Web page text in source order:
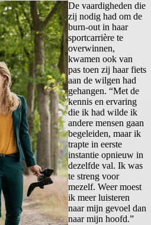
De vaardigheden die
zij nodig had om de
burn-out in haar
sportcarrière te
overwinnen,
kwamen ook van
pas toen zij haar fiets
aan de wilgen had
gehangen. “Met de
kennis en ervaring
die ik had wilde ik
andere mensen gaan
begeleiden, maar ik
trapte in eerste
instantie opnieuw in
dezelfde val. Ik was
te streng voor
mezelf. Weer moest
ik meer luisteren
naar mijn gevoel dan
naar mijn hoofd.”